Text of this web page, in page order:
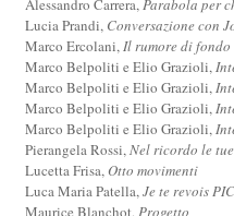
Alessandro Carrera,Parabola per
Lucia Prandi, Conversazione con
Marco Ercolani,Il rumore di fondo
Marco Belpoliti e Elio Grazioli,
Marco Belpoliti e Elio Grazioli,
Marco Belpoliti e Elio Grazioli,
Marco Belpoliti e Elio Grazioli,
Pierangela Rossi,Nel ricordo le tue
Lucetta Frisa,Otto movimenti
Luca Maria Patella,Je te revois
Maurice Blanchot,Progetto